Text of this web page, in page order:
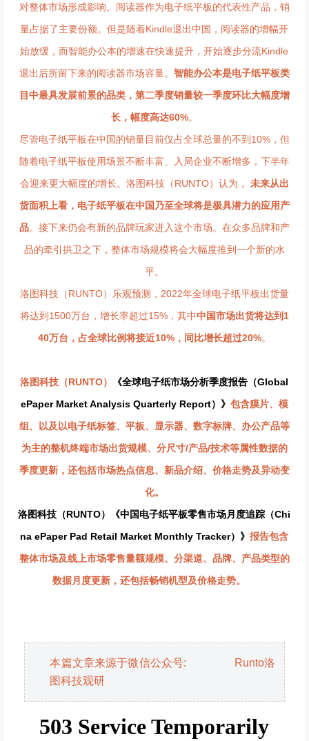
对整体市场形成影响。阅读器作为电子纸平板的代表性产品，销
量占据了主要份额。但是随着Kindle退出中国，阅读器的增幅开
始放缓，而智能办公本的增速在快速提升，开始逐步分流Kindle
退出后所留下来的阅读器市场容量。 智能办公本是电子纸平板类
目中最具发展前景的品类，第二季度销量较一季度环比大幅度增
长，幅度高达60%。
尽管电子纸平板在中国的销量目前仅占全球总量的不到10%，但
随着电子纸平板使用场景不断丰富、入局企业不断增多，下半年
会迎来更大幅度的增长。洛图科技（RUNTO）认为， 未来从出
货面积上看，电子纸平板在中国乃至全球将是极具潜力的应用产
品。接下来仍会有新的品牌玩家进入这个市场。在众多品牌和产
品的牵引拱卫之下，整体市场规模将会大幅度推到一个新的水
平。
洛图科技（RUNTO）乐观预测，2022年全球电子纸平板出货量
将达到1500万台，增长率超过15%，其中中国市场出货将达到1
40万台，占全球比例将接近10%，同比增长超过20%。
洛图科技（RUNTO）
《全球电子纸市场分析季度报告（Global
ePaper Market Analysis Quarterly Report）》 包含膜片、模
组、以及以电子纸标签、平板、显示器、数字标牌、办公产品等
为主的整机终端市场出货规模、分尺寸/产品/技术等属性数据的
季度更新，还包括市场热点信息、新品介绍、价格走势及异动变
化。
洛图科技（RUNTO）
《中国电子纸平板零售市场月度追踪（Chi
na ePaper Pad Retail Market Monthly Tracker）》报告包含
整体市场及线上市场零售量额规模、分渠道、品牌、产品类型的
数据月度更新，还包括畅销机型及价格走势。
本篇文章来源于微信公众号: Runto洛
图科技观研